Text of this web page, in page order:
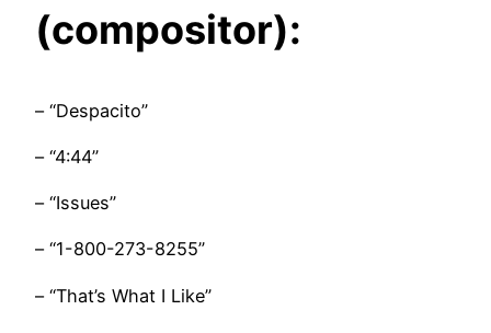
(compositor):
– “Despacito”
– “4:44”
– “Issues”
– “1-800-273-8255”
– “That’s What I Like”